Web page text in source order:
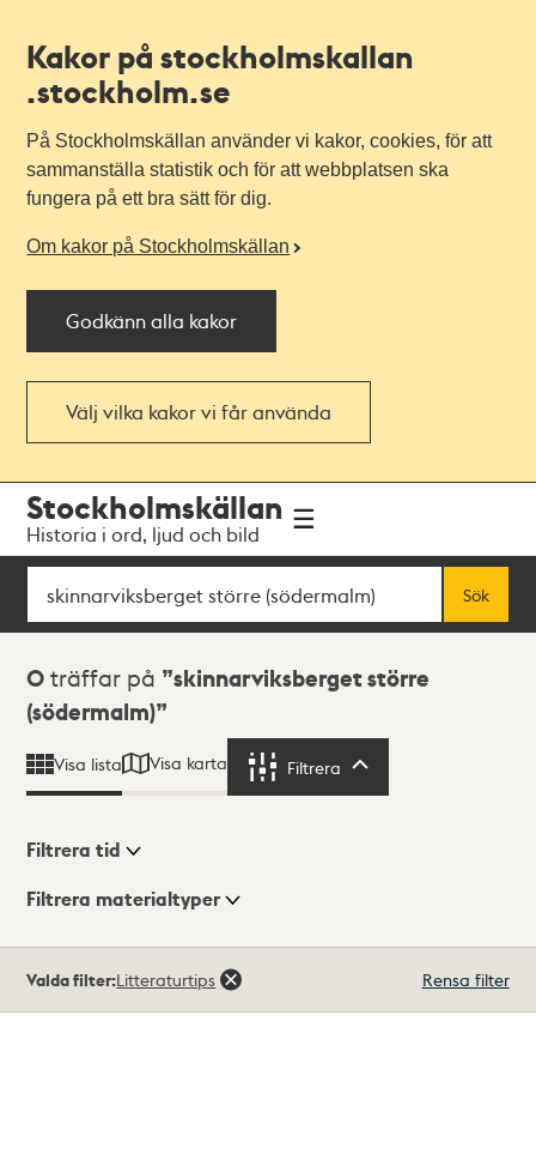
Kakor på stockholmskallan
.stockholm.se
På Stockholmskällan använder vi kakor, cookies, för att
sammanställa statistik och för att webbplatsen ska
fungera på ett bra sätt för dig.
Om kakor på Stockholmskällan
Godkänn alla kakor
Välj vilka kakor vi får använda
navigationen
huvudinnehållet
Stockholmskällan
Historia i ord, ljud och bild
Sök
Sök
Sökresultat
0 träffar på
skinnarviksberget större
(södermalm)
Visa lista Visa karta Filtrera
Visningsläge
Filtrera tid
Filtrera materialtyper
träffar
Valda filter:Litteraturtips Rensa filter